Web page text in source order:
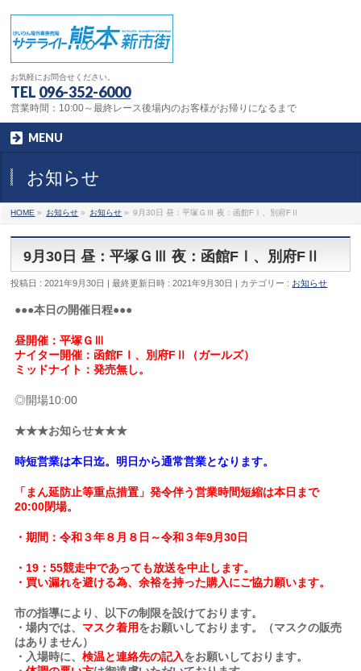
お気軽にお問合せください。
TEL 096-352-6000
営業時間：10:00～最終レース後場内のお客様がお帰りになるまで
MENU
お知らせ
HOME » お知らせ » お知らせ » 9月30日 昼：平塚ＧⅢ 夜：函館FⅠ、別府FⅡ
9月30日 昼：平塚ＧⅢ 夜：函館FⅠ、別府FⅡ
投稿日 : 2021年9月30日 最終更新日時 : 2021年9月30日 カテゴリー : お知らせ
●●●本日の開催日程●●●
昼開催：平塚ＧⅢ
ナイター開催：函館FⅠ、別府FⅡ（ガールズ）
ミッドナイト：発売無し。
◎開場10:00
★★★お知らせ★★★
時短営業は本日迄。明日から通常営業となります。
「まん延防止等重点措置」発令伴う営業時間短縮は本日まで
20:00閉場。
・期間：令和３年８月８日～令和３年9月30日
・19：55競走中であっても放送を中止します。
・買い漏れを避ける為、余裕を持った購入にご協力願います。
市の指導により、以下の制限を設けております。
・場内では、 マスク着用をお願いしております。（マスクの販売
はありません）
・入場時に、検温と連絡先の記入をお願いしております。